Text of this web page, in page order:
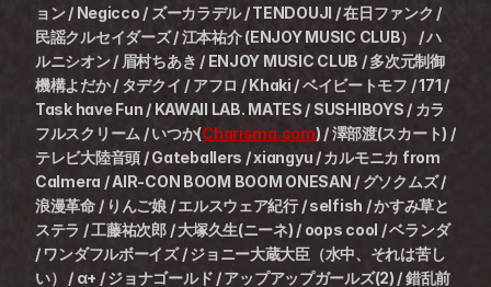
ョン / Negicco / ズーカラデル / TENDOUJI / 在日ファンク /
民謡クルセイダーズ / 江本祐介 (ENJOY MUSIC CLUB） / ハ
ルニシオン / 眉村ちあき / ENJOY MUSIC CLUB / 多次元制御
機構よだか / タデクイ / アフロ / Khaki / ベイビートモフ / 171 /
Task have Fun / KAWAII LAB. MATES / SUSHIBOYS / カラ
フルスクリーム / いつか(Charisma.com) / 澤部渡(スカート) /
テレビ大陸音頭 / Gateballers / xiangyu / カルモニカ from
Calmera / AIR-CON BOOM BOOM ONESAN / グソクムズ /
浪漫革命 / りんご娘 / エルスウェア紀行 / selfish / かすみ草と
ステラ / 工藤祐次郎 / 大塚久生(ニーネ) / oops cool / ベランダ
/ ワンダフルボーイズ / ジョニー大蔵大臣（水中、それは苦し
い） / α+ / ジョナゴールド / アップアップガールズ(2) / 錯乱前